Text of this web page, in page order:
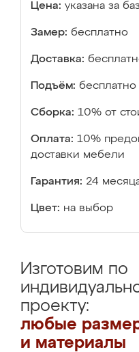
Цена: указана за
Замер: бесплатно
Доставка:
Подъём: бесплатно
Сборка: 10% от
Оплата: 10%
доставки мебели
Гарантия: 24
Цвет: на выбор
Изготовим по
проекту:
любые
и материалы